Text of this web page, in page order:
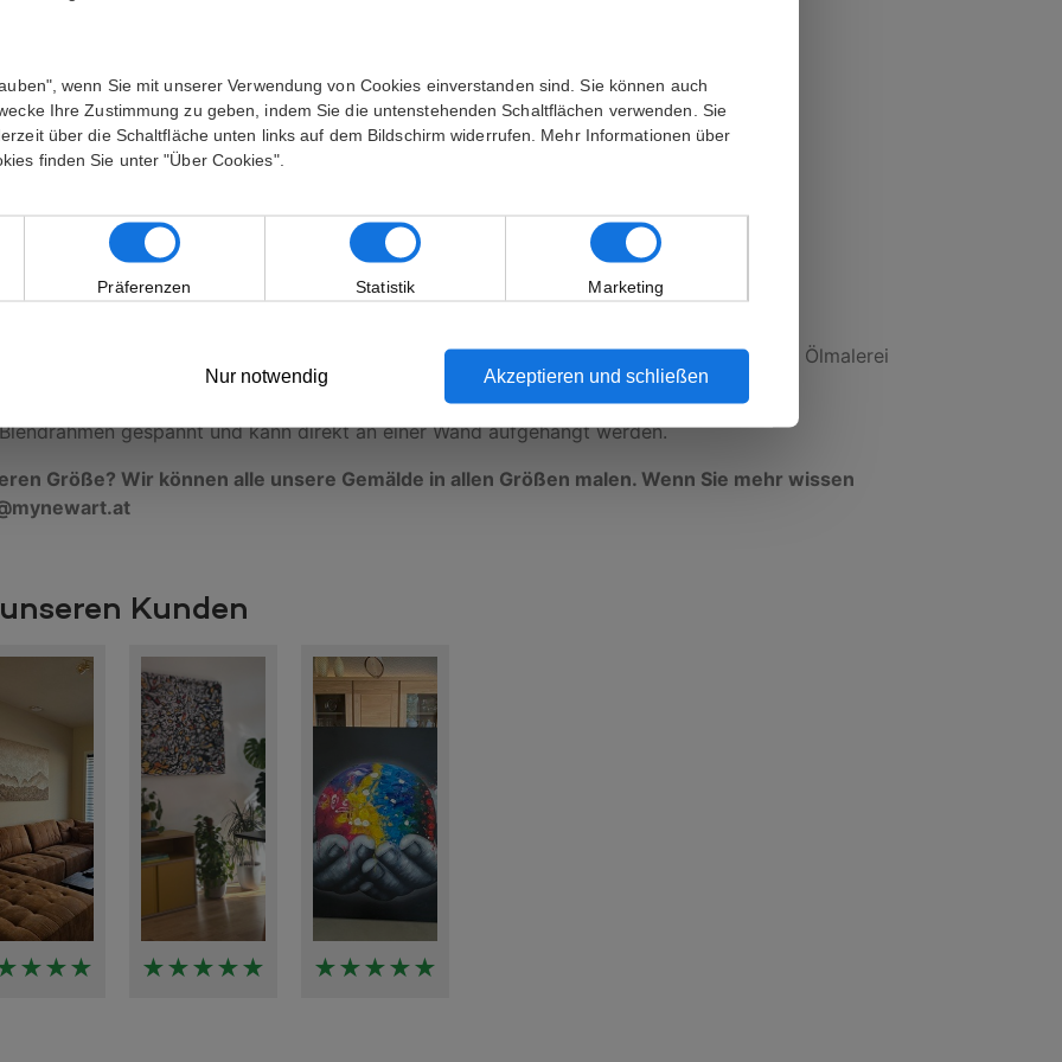
Aufhängen an der Wand:Ja
wird an Ihre Adresse geliefert. Sie erhalten vor dem Versand eine E-Mail mit einer
Es handelt sich nicht um einen Druck oder ähnliches, sondern ist handgemalt. Bei der Ölmalerei
Ölgemälde zeichnen sich durch ihre gute Farbtiefe aus.
gespannt und kann direkt an einer Wand aufgehängt werden.
Größe? Wir können alle unsere Gemälde in allen Größen malen. Wenn Sie mehr wissen
Kunden
★★★★★ ★★★★★
wenn Sie mit unserer Verwendung von Cookies einverstanden sind. Sie können auch
Ihre Zustimmung zu geben, indem Sie die untenstehenden Schaltflächen verwenden. Sie
über die Schaltfläche unten links auf dem Bildschirm widerrufen. Mehr Informationen über
finden Sie unter "Über Cookies".
Präferenzen Statistik Marketing
Nur notwendig Akzeptieren und schließen